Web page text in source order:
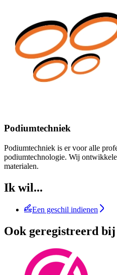
Podiumtechniek
Podiumtechniek is er voor alle
podiumtechnologie. Wij
materialen.
Ik wil...
Een geschil indienen
Ook geregistreerd bij